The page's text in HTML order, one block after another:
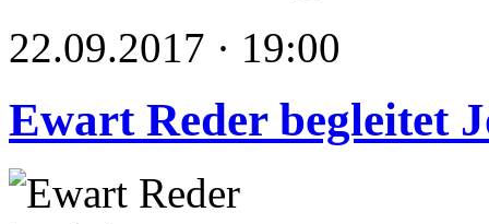
22.09.2017 · 19:00
Ewart Reder begleitet